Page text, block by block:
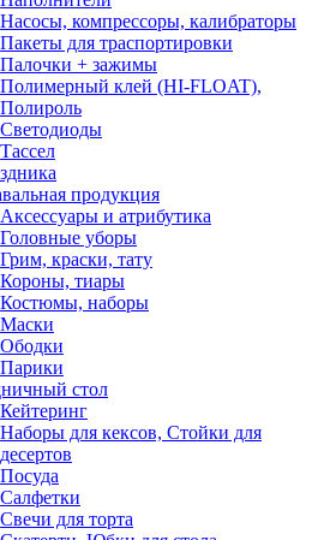
Насосы, компрессоры, калибраторы
Пакеты для траспортировки
Палочки + зажимы
Полимерный клей (HI-FLOAT),
Полироль
Светодиоды
Тассел
продукция
Аксессуары и атрибутика
Головные уборы
Грим, краски, тату
Короны, тиары
Костюмы, наборы
Маски
Ободки
Парики
стол
Кейтеринг
Наборы для кексов, Стойки для
десертов
Посуда
Салфетки
Свечи для торта